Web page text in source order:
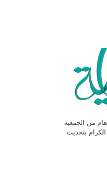
من الجمعيه
الكرام بتحديث